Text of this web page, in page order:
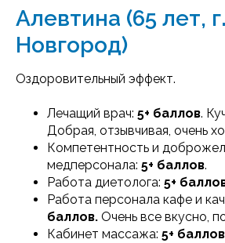
Алевтина (65 лет,
Новгород)
Оздоровительный эффект.
Лечащий врач: 5+ баллов.
Добрая, отзывчивая, очень
Компетентность и
медперсонала: 5+ баллов.
Работа диетолога: 5+
Работа персонала кафе и
баллов. Очень все вкусно,
Кабинет массажа: 5+